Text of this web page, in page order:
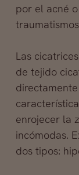
por el acné
Las
de tejido
enrojecer la
incómodas.
dos tipos: